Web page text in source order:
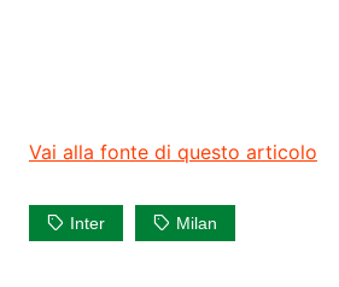
Vai alla fonte di questo articolo
Inter Milan